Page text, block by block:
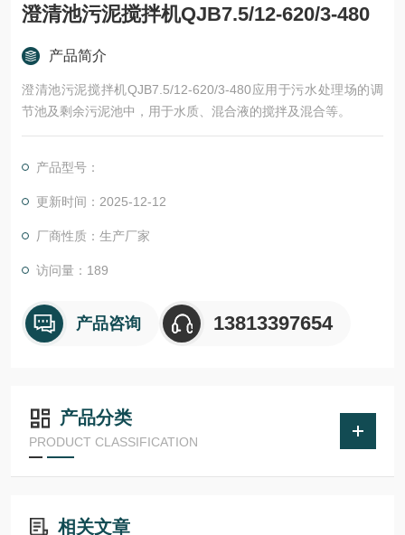
澄清池污泥搅拌机QJB7.5/12-620/3-480
产品简介
澄清池污泥搅拌机QJB7.5/12-620/3-480应用于污水处理场的调
节池及剩余污泥池中，用于水质、混合液的搅拌及混合等。
产品型号：
更新时间：2025-12-12
厂商性质：生产厂家
访问量：189
产品咨询 13813397654
产品分类
PRODUCT CLASSIFICATION
相关文章